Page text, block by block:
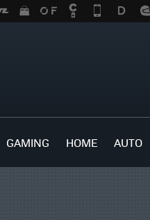
GAMING HOME AUTO